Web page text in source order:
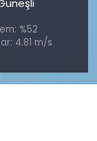
%52
4.81 m/s